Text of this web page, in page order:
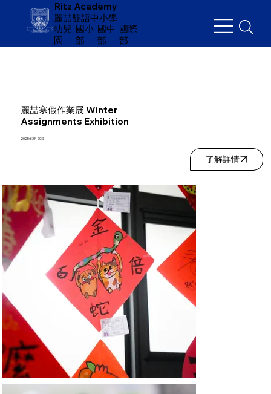
Ritz Academy
麗喆雙語中小學
幼兒
園
​國小
部
國中
部
國際
部
麗喆寒假作業展 Winter
Assignments Exhibition
2025年3月20日
了解詳情